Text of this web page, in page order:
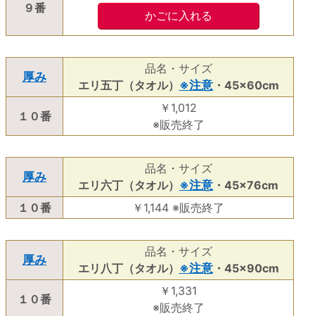
９番
厚み
品名・サイズ
エリ五丁（タオル） ※注意・45×60cm
１０番
￥1,012
※販売終了
厚み
品名・サイズ
エリ六丁（タオル） ※注意 ・45×76cm
１０番
￥1,144 ※販売終了
厚み
品名・サイズ
エリ八丁（タオル） ※注意・45×90cm
１０番
￥1,331
※販売終了